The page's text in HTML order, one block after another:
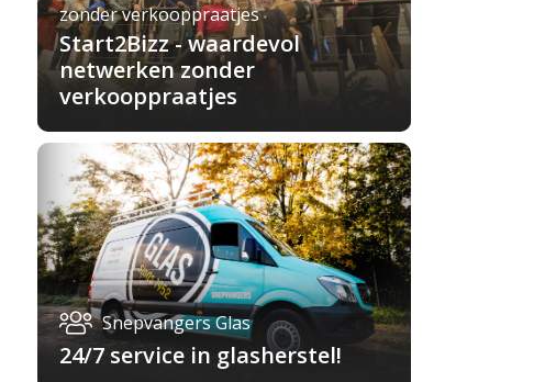
zonder verkooppraatjes
Start2Bizz - waardevol
netwerken zonder
verkooppraatjes
Snepvangers Glas
24/7 service in glasherstel!